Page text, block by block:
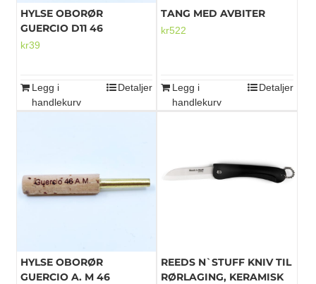
HYLSE OBORØR
GUERCIO D11 46
kr39
Legg i
handlekurv
Detaljer
TANG MED AVBITER
kr522
Legg i
handlekurv
Detaljer
HYLSE OBORØR
GUERCIO A. M 46
REEDS N`STUFF KNIV TIL
RØRLAGING, KERAMISK